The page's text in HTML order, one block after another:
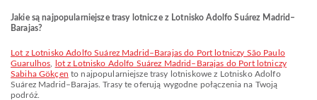
Jakie są najpopularniejsze trasy lotnicze z Lotnisko Adolfo Suárez Madrid–
Barajas?
lot z Lotnisko Adolfo Suárez Madrid–Barajas do Port lotniczy São Paulo
Guarulhos
lot z Lotnisko Adolfo Suárez Madrid–Barajas do Port lotniczy
Sabiha Gökçen to najpopularniejsze trasy lotniskowe z Lotnisko Adolfo
Suárez Madrid–Barajas. Trasy te oferują wygodne połączenia na Twoją
podróż.